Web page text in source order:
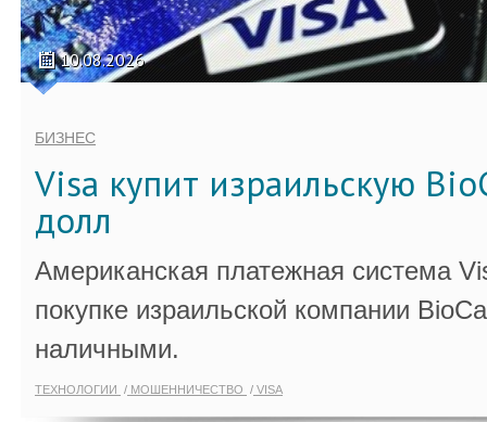
10.08.2026
БИЗНЕС
Visa купит израильскую
долл
Американская платежная система
покупке израильской компании
наличными.
ТЕХНОЛОГИИ МОШЕННИЧЕСТВО VISA